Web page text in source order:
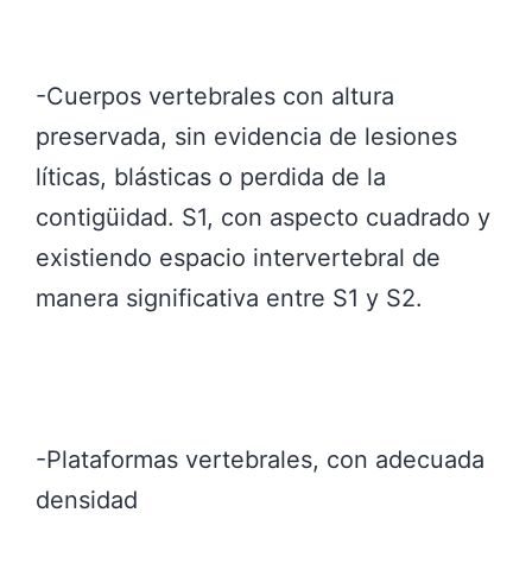
-Cuerpos vertebrales con altura
preservada, sin evidencia de lesiones
líticas, blásticas o perdida de la
contigüidad. S1, con aspecto cuadrado y
existiendo espacio intervertebral de
manera significativa entre S1 y S2.
-Plataformas vertebrales, con adecuada
densidad